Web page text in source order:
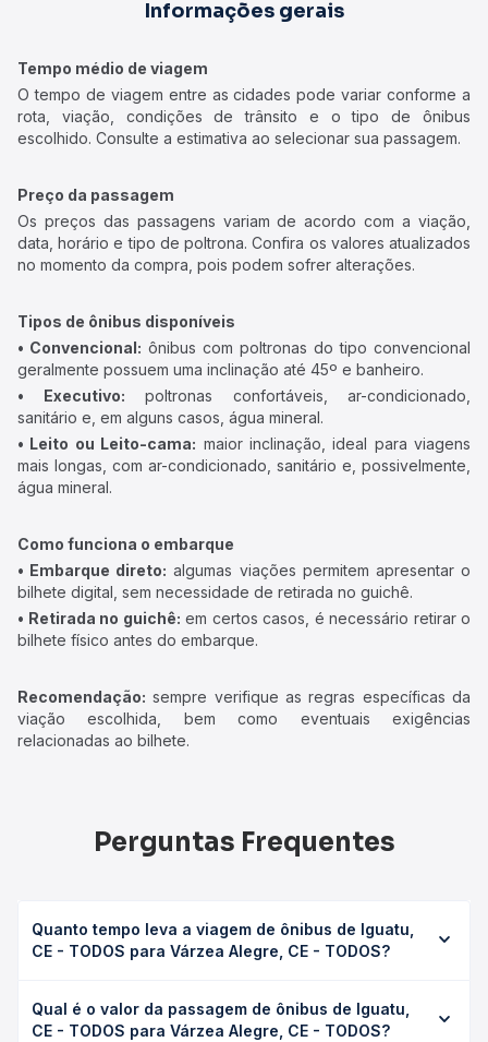
Informações gerais
Tempo médio de viagem
O tempo de viagem entre as cidades pode variar conforme a
rota, viação, condições de trânsito e o tipo de ônibus
escolhido. Consulte a estimativa ao selecionar sua passagem.
Preço da passagem
Os preços das passagens variam de acordo com a viação,
data, horário e tipo de poltrona. Confira os valores atualizados
no momento da compra, pois podem sofrer alterações.
Tipos de ônibus disponíveis
• Convencional: ônibus com poltronas do tipo convencional
geralmente possuem uma inclinação até 45º e banheiro.
• Executivo: poltronas confortáveis, ar-condicionado,
sanitário e, em alguns casos, água mineral.
• Leito ou Leito-cama: maior inclinação, ideal para viagens
mais longas, com ar-condicionado, sanitário e, possivelmente,
água mineral.
Como funciona o embarque
• Embarque direto: algumas viações permitem apresentar o
bilhete digital, sem necessidade de retirada no guichê.
• Retirada no guichê: em certos casos, é necessário retirar o
bilhete físico antes do embarque.
Recomendação: sempre verifique as regras específicas da
viação escolhida, bem como eventuais exigências
relacionadas ao bilhete.
Perguntas Frequentes
Quanto tempo leva a viagem de ônibus de Iguatu,
CE - TODOS para Várzea Alegre, CE - TODOS?
Alegre, CE - TODOS leva em média 1h 11min, podendo
variar conforme a viação, o tipo de serviço (convencional,
Qual é o valor da passagem de ônibus de Iguatu,
CE - TODOS para Várzea Alegre, CE - TODOS?